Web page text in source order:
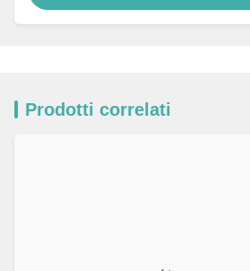
Prodotti correlati